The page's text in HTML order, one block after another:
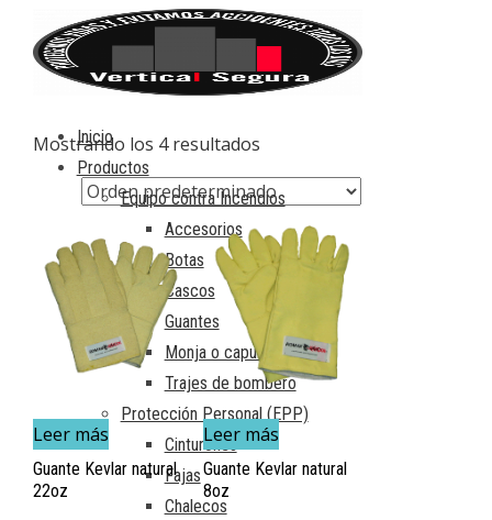
Inicio
Productos
Equipo contra Incendios
Accesorios
Botas
Cascos
Guantes
Monja o capucha
Trajes de bombero
Protección Personal (EPP)
Cinturones
Fajas
Chalecos
Mostrando los 4 resultados
Leer más
Guante Kevlar natural
22oz
Leer más
Guante Kevlar natural
8oz